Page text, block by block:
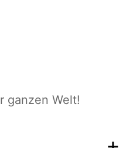
ganzen Welt!